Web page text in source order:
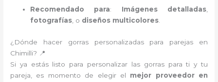
Recomendado para: Imágenes detalladas,
fotografías , o diseños multicolores
¿Dónde hacer gorras personalizadas para parejas en
Chimilli? 📍
Si ya estás listo para personalizar las gorras para ti y tu
pareja, es momento de elegir el mejor proveedor en